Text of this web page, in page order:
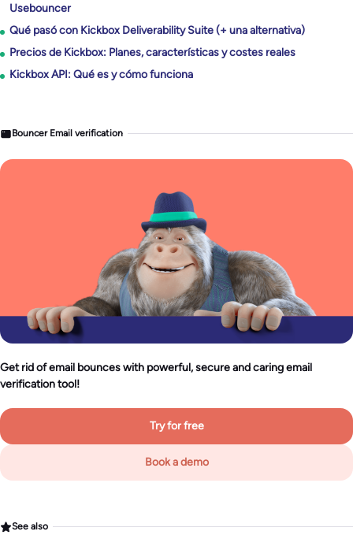
Usebouncer
Qué pasó con Kickbox Deliverability Suite (+ una alternativa)
Precios de Kickbox: Planes, características y costes reales
Kickbox API: Qué es y cómo funciona
Bouncer Email verification
Get rid of email bounces with powerful, secure and caring email
verification tool!
Try for free
Book a demo
See also